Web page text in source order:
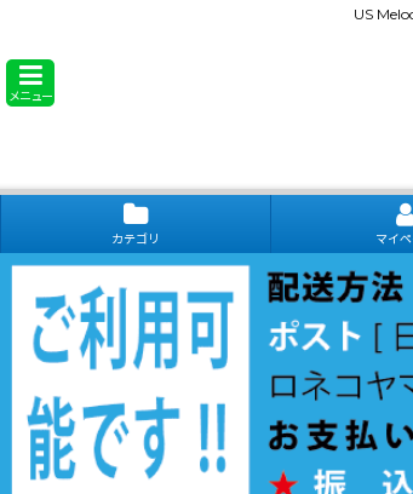
US
メニュー
カテゴリ マイ